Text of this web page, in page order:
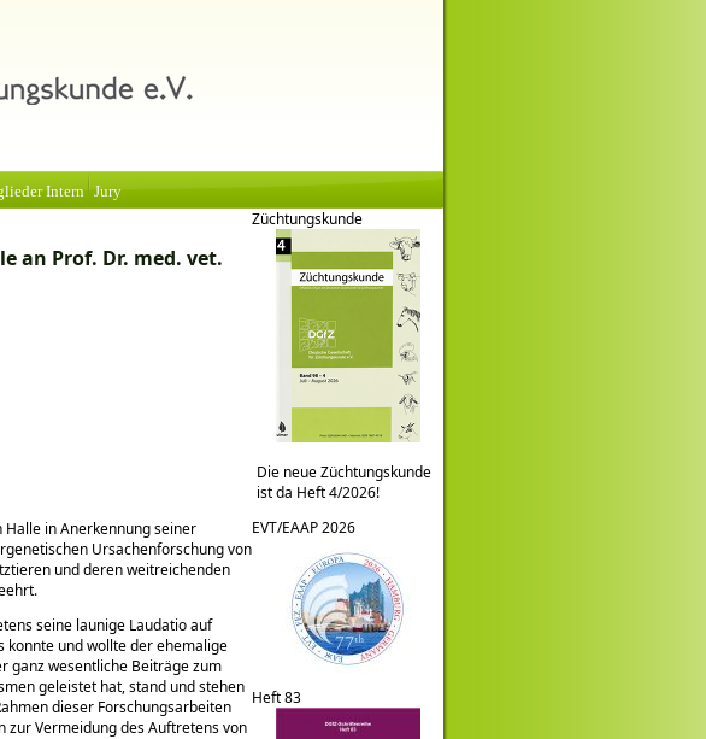
Intern Jury
an Prof. Dr. med. vet.
Halle in Anerkennung seiner
Ursachenforschung von
und deren weitreichenden
seine launige Laudatio auf
konnte und wollte der ehemalige
ganz wesentliche Beiträge zum
geleistet hat, stand und stehen
dieser Forschungsarbeiten
zur Vermeidung des Auftretens von
Züchtungskunde
Die neue Züchtungskunde
ist da Heft 4/2026!
EVT/EAAP 2026
Heft 83